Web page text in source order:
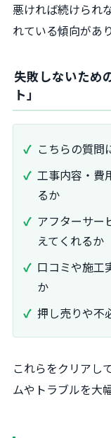
悪ければ続けられ
れている傾向があ
失敗しないため
ト」
こちらの質問
工事内容・費
るか
アフターサー
えてくれるか
口コミや施工
か
押し売りや不
これらをクリアし
ムやトラブルを大